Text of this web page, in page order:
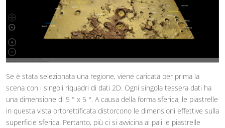
Se è stata selezionata una regione, viene caricata per prima la
scena con i singoli riquadri di dati 2D. Ogni singola tessera dati ha
una dimensione di 5 ° x 5 °. A causa della forma sferica, le piastrelle
in questa vista ortorettificata distorcono le dimensioni effettive sulla
superficie sferica. Pertanto, più ci si avvicina ai pali le piastrelle